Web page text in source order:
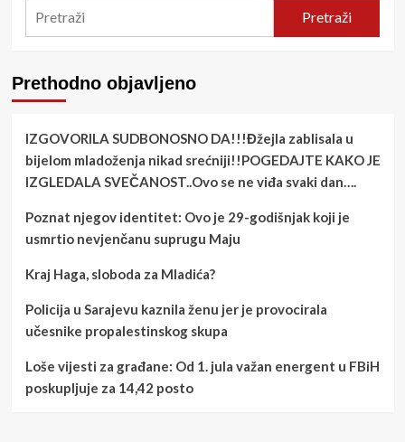
Pretraži
Prethodno objavljeno
IZGOVORILA SUDBONOSNO DA!!!Đžejla zablisala u
bijelom mladoženja nikad srećniji!!POGEDAJTE KAKO JE
IZGLEDALA SVEČANOST..Ovo se ne viđa svaki dan….
Poznat njegov identitet: Ovo je 29-godišnjak koji je
usmrtio nevjenčanu suprugu Maju
Kraj Haga, sloboda za Mladića?
Policija u Sarajevu kaznila ženu jer je provocirala
učesnike propalestinskog skupa
Loše vijesti za građane: Od 1. jula važan energent u FBiH
poskupljuje za 14,42 posto